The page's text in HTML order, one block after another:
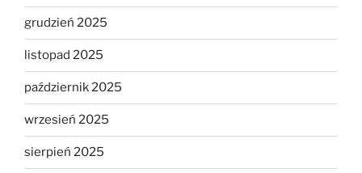
grudzień 2025
listopad 2025
październik 2025
wrzesień 2025
sierpień 2025